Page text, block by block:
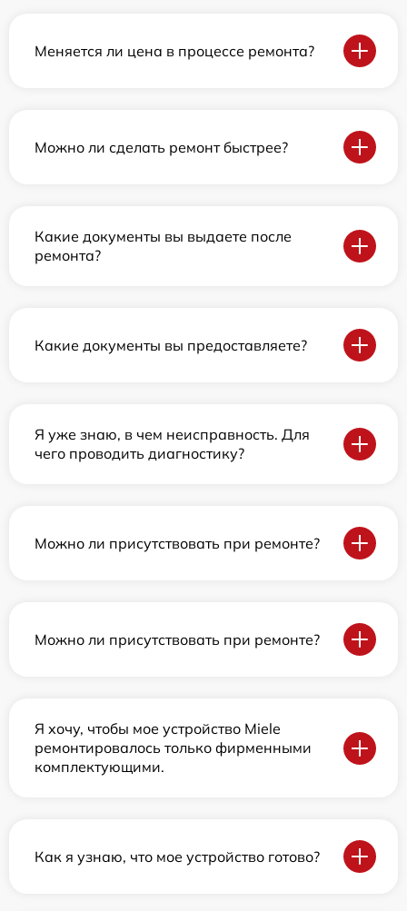
Меняется ли цена в процессе ремонта?
Можно ли сделать ремонт быстрее?
Какие документы вы выдаете после
ремонта?
Какие документы вы предоставляете?
Я уже знаю, в чем неисправность. Для
чего проводить диагностику?
Можно ли присутствовать при ремонте?
Можно ли присутствовать при ремонте?
Я хочу, чтобы мое устройство Miele
ремонтировалось только фирменными
комплектующими.
Как я узнаю, что мое устройство готово?